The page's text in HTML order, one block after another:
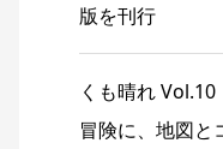
版を刊行
くも晴れ
冒険に、地図と